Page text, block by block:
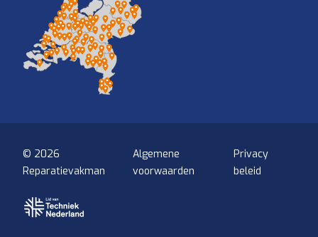
© 2026
Reparatievakman
Algemene
voorwaarden
Privacy
beleid